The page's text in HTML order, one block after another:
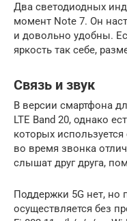
Два светодиодных
момент Note 7. Он
и довольно удобны.
яркость так себе,
Связь и звук
В версии смартфона
LTE Band 20, однако
которых
во время звонка
слышат друг друга,
Поддержки 5G нет, но
осуществляется без